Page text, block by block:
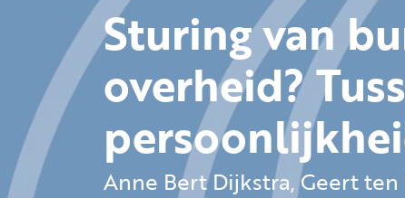
Sturing van
overheid?
Anne Bert Dijkstra, Geert